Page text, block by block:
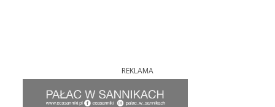
REKLAMA